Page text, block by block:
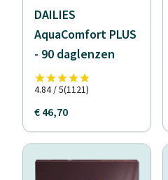
DAILIES
AquaComfort PLUS
- 90 daglenzen
4.84 / 5(1121)
€ 46,70